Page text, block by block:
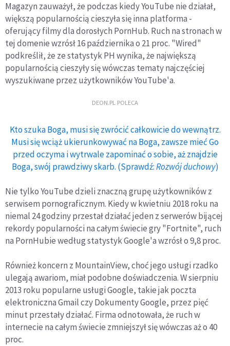
Magazyn zauważył, że podczas kiedy YouTube nie działał,
większą popularnością cieszyła się inna platforma -
oferujący filmy dla dorosłych PornHub. Ruch na stronach w
tej domenie wzrósł 16 października o 21 proc. "Wired"
podkreślił, że ze statystyk PH wynika, że największą
popularnością cieszyły się wówczas tematy najczęściej
wyszukiwane przez użytkowników YouTube'a.
DEON.PL POLECA
Kto szuka Boga, musi się zwrócić całkowicie do wewnątrz.
Musi się wciąż ukierunkowywać na Boga, zawsze mieć Go
przed oczyma i wytrwale zapominać o sobie, aż znajdzie
Boga, swój prawdziwy skarb. (Sprawdź:Rozwój duchowy)
Nie tylko YouTube dzieli znaczną grupę użytkowników z
serwisem pornograficznym. Kiedy w kwietniu 2018 roku na
niemal 24 godziny przestał działać jeden z serwerów bijącej
rekordy popularności na całym świecie gry "Fortnite", ruch
na PornHubie według statystyk Google'a wzrósł o 9,8 proc.
Również koncern z MountainView, choć jego usługi rzadko
ulegają awariom, miał podobne doświadczenia. W sierpniu
2013 roku popularne usługi Google, takie jak poczta
elektroniczna Gmail czy Dokumenty Google, przez pięć
minut przestały działać. Firma odnotowała, że ruch w
internecie na całym świecie zmniejszył się wówczas aż o 40
proc.